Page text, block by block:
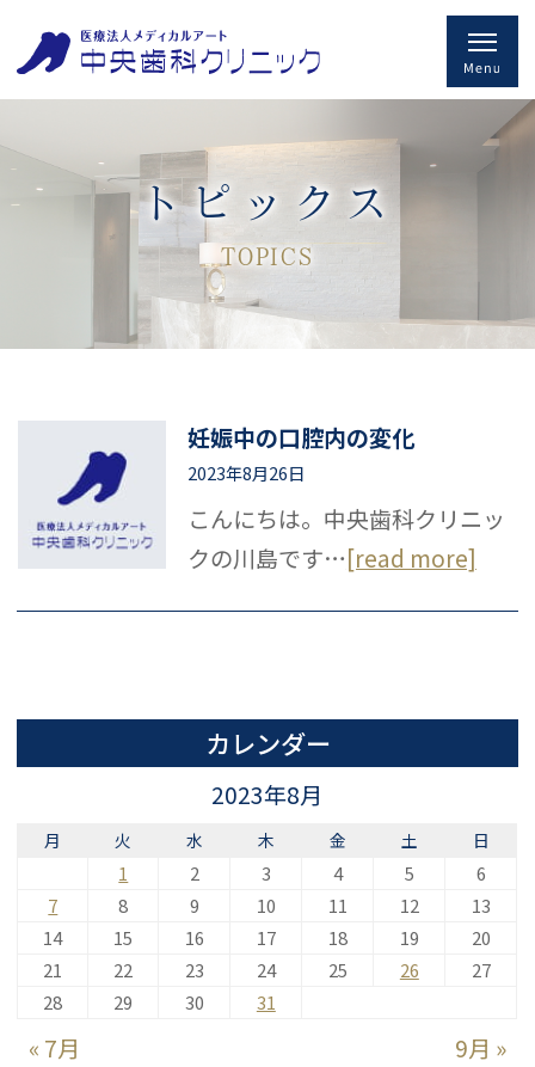
トピックス
TOPICS
妊娠中の口腔内の変化
2023年8月26日
こんにちは。中央歯科クリニッ
クの川島です…[read more]
カレンダー
2023年8月
月 火 水 木 金 土 日
1 2 3 4 5
6
7
8 9 10 11 12
13
14
15 16 17 18 19
20
21
22 23 24 25 26
27
28
29 30 31
« 7月 9月 »